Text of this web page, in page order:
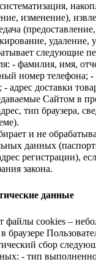
изменение),
удаление,
следующие
- фамилия, имя,
номер телефона; -
адрес доставки
Сайтом в
тип браузера,
и не
данных
регистрации),
закона.
данные
файлы cookies –
браузере
сбор
- тип